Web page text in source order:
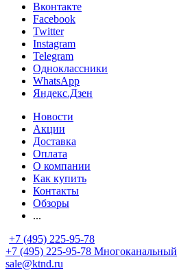
Вконтакте
Facebook
Twitter
Instagram
Telegram
Одноклассники
WhatsApp
Яндекс.Дзен
Новости
Акции
Доставка
Оплата
О компании
Как купить
Контакты
Обзоры
...
+7 (495) 225-95-78
+7 (495) 225-95-78 Многоканальный
sale@ktnd.ru